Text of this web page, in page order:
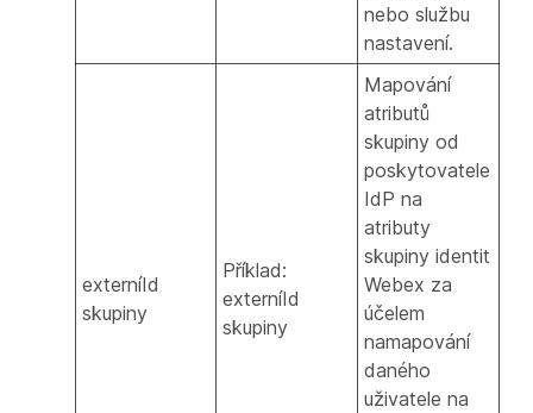
nebo službu
nastavení.
externíId
skupiny
Příklad:
externíId
skupiny
Mapování
atributů
skupiny od
poskytovatele
IdP na
atributy
skupiny identit
Webex za
účelem
namapování
daného
uživatele na